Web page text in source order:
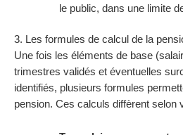
le public, dans une limite
3. Les formules de calcul de la
Une fois les éléments de base
trimestres validés et éventuelles
identifiés, plusieurs formules
pension. Ces calculs diffèrent selon